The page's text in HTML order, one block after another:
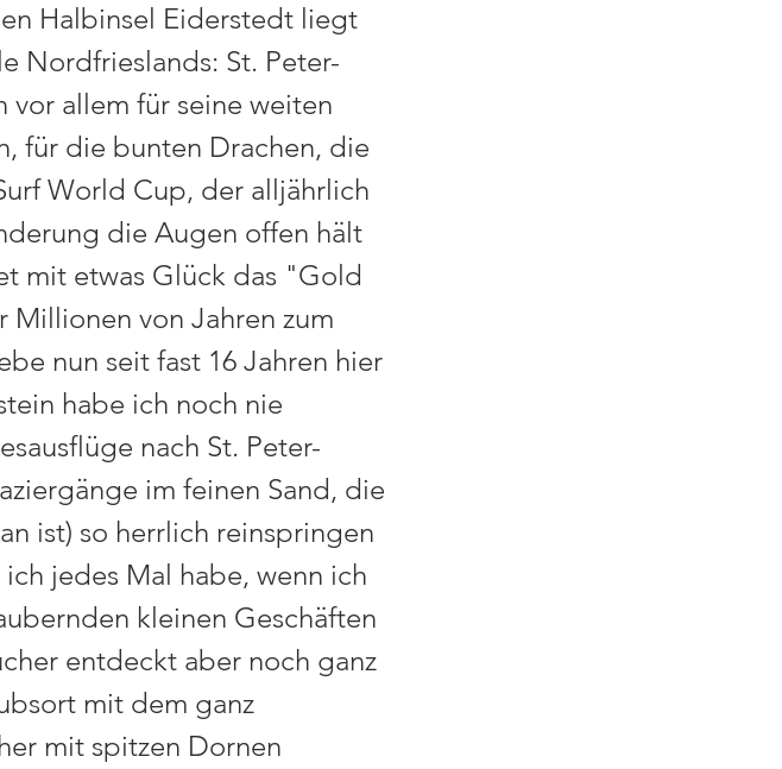
Halbinsel Eiderstedt liegt
Nordfrieslands: St. Peter-
vor allem für seine weiten
für die bunten Drachen, die
World Cup, der alljährlich
die Augen offen hält
mit etwas Glück das "Gold
von Jahren zum
nun seit fast 16 Jahren hier
habe ich noch nie
nach St. Peter-
im feinen Sand, die
ist) so herrlich reinspringen
jedes Mal habe, wenn ich
kleinen Geschäften
entdeckt aber noch ganz
mit dem ganz
mit spitzen Dornen